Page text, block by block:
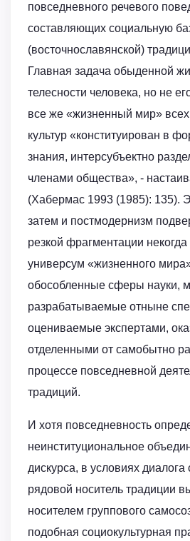
повседневного речевого
составляющих социальную
(восточнославянской)
Главная задача обыденной
телесности человека, но не
все же «жизненный мир»
культур «конституирован в
знания, интерсубъектно
членами общества», -
(Хабермас 1993 (1985): 135).
затем и постмодернизм
резкой фрагментации
универсум «жизненного
обособленные сферы науки,
разрабатываемые отныне
оцениваемые экспертами,
отделенными от самобытно
процессе повседневной
традиций.
И хотя повседневность
неинституциональное
дискурса, в условиях
рядовой носитель традиции
носителем группового
подобная социокультурная